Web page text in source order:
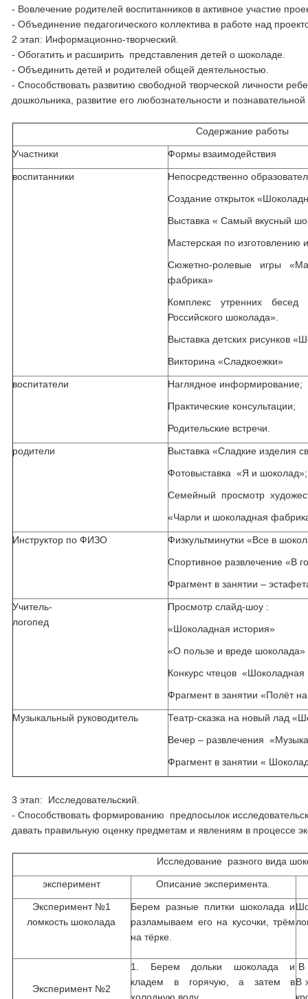
- Вовлечение родителей воспитанников в активное участие
- Объединение педагогического коллектива в работе над
2 этап: Информационно-творческий.
- Обогатить и расширить представления детей о шоколаде.
- Объединить детей и родителей общей деятельностью.
- Способствовать развитию свободной творческой личности
дошкольника, развитие его любознательности и познавательной
Содержание работы
Участники Формы взаимодействия
воспитанники
Непосредственно
Создание открыток
Выставка « Самый вкусный
Мастерская по изготовлению
Сюжетно-ролевые игры
фабрика»
Комплекс утренних
Российского шоколада».
Выставка детских рисунков
Викторина «Сладкоежки»
воспитатели
Наглядное информирование;
Практические консультации;
Родительские встречи.
родители
Выставка «Сладкие изделия
Фотовыставка «Я и шоколад»;
Семейный просмотр
«Чарли и шоколадная
Инструктор по ФИЗО
Физкультминутки «Все в
Спортивное развлечение «В
Фрагмент в занятии –
Учитель-
логопед
Просмотр слайд-шоу :
«Шоколадная история»
«О пользе и вреде шоколада»
Конкурс чтецов «Шоколадная
Фрагмент в занятии «Полёт
Музыкальный руководитель
Театр-сказка на новый лад
Вечер – развлечения
Фрагмент в занятии «
3 этап: Исследовательский.
- Способствовать формированию предпосылок
давать правильную оценку предметам и явлениям в процессе
Исследование разного вида
эксперимент Описание эксперимента.
Эксперимент №1
ломкость шоколада
Берем разные плитки шоколада и
разламываем его на кусочки, трём
на тёрке.
Эксперимент №2
1. Берем дольки шоколада и
кладем в горячую, а затем в
В
В